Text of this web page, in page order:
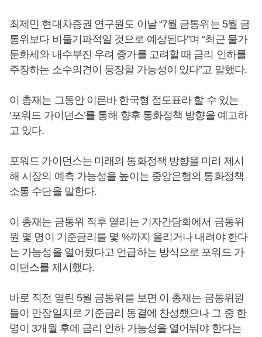
최제민 현대차증권 연구원도 이날 “7월 금통위는 5월 금
통위보다 비둘기파적일 것으로 예상된다”며 “최근 물가
둔화세와 내수부진 우려 증가를 고려할 때 금리 인하를
주장하는 소수의견이 등장할 가능성이 있다”고 말했다.
이 총재는 그동안 이른바 한국형 점도표라 할 수 있는
‘포워드 가이던스’를 통해 향후 통화정책 방향을 예고하
고 있다.
포워드 가이던스는 미래의 통화정책 방향을 미리 제시
해 시장의 예측 가능성을 높이는 중앙은행의 통화정책
소통 수단을 말한다.
이 총재는 금통위 직후 열리는 기자간담회에서 금통위
원 몇 명이 기준금리를 몇 %까지 올리거나 내려야 한다
는 가능성을 열어뒀다고 언급하는 방식으로 포워드 가
이던스를 제시했다.
바로 직전 열린 5월 금통위를 보면 이 총재는 금통위원
들이 만장일치로 기준금리 동결에 찬성했으나 그 중 한
명이 3개월 후에 금리 인하 가능성을 열어둬야 한다는